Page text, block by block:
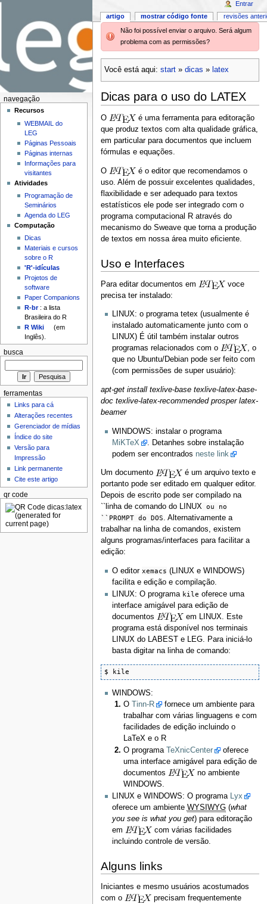
Não foi possível enviar o arquivo. Será algum
problema com as permissões?
Você está aqui: start» dicas » latex
Dicas para o uso do LATEX
O
é uma ferramenta para editoração
que produz textos com alta qualidade gráfica,
em particular para documentos que incluem
fórmulas e equações.
O
é o editor que recomendamos o
uso. Além de possuir excelentes qualidades,
flaxibilidade e ser adequado para textos
estatísticos ele pode ser integrado com o
programa computacional R através do
mecanismo do Sweave que torna a produção
de textos em nossa área muito eficiente.
Uso e Interfaces
Para editar documentos em
voce
precisa ter instalado:
LINUX: o programa tetex (usualmente é
instalado automaticamente junto com o
LINUX) É útil também instalar outros
programas relacionados com o
, o
que no Ubuntu/Debian pode ser feito com
(com permissões de super usuário):
apt-get install texlive-base texlive-latex-base-
doc texlive-latex-recommended prosper latex-
beamer
WINDOWS: instalar o programa
MiKTeX
. Detanhes sobre instalação
podem ser encontrados neste link
Um documento
é um arquivo texto e
portanto pode ser editado em qualquer editor.
Depois de escrito pode ser compilado na
``linha de comando do LINUXou no
``PROMPT do DOS. Alternativamente a
trabalhar na linha de comandos, existem
alguns programas/interfaces para facilitar a
edição:
O editor xemacs (LINUX e WINDOWS)
facilita e edição e compilação.
LINUX: O programa kile oferece uma
interface amigável para edição de
documentos
em LINUX. Este
programa está disponível nos terminais
LINUX do LABEST e LEG. Para iniciá-lo
basta digitar na linha de comando:
$ kile
WINDOWS:
O Tinn-R
fornece um ambiente para
trabalhar com várias linguagens e com
facilidades de edição incluindo o
LaTeX e o R
O programa TeXnicCenter
oferece
uma interface amigável para edição de
documentos
no ambiente
WINDOWS.
LINUX e WINDOWS: O programa
Lyx
oferece um ambiente WYSIWYG(what
you see is what you get) para editoração
em
com várias facilidades
incluindo controle de versão.
Alguns links
Iniciantes e mesmo usuários acostumados
com o
precisam frequentemente
artigo mostrar código fonte revisões
Entrar
navegação
Recursos
WEBMAIL do
LEG
Páginas Pessoais
Páginas internas
Informações para
visitantes
Atividades
Programação de
Seminários
Agenda do LEG
Computação
Dicas
Materiais e cursos
sobre o R
'R'-idículas
Projetos de
software
Paper Companions
R-br: a lista
Brasileira do R
R Wiki
(em
Inglês).
busca
ferramentas
Links para cá
Alterações recentes
Gerenciador de mídias
Índice do site
Versão para
Impressão
Link permanente
Cite este artigo
qr code